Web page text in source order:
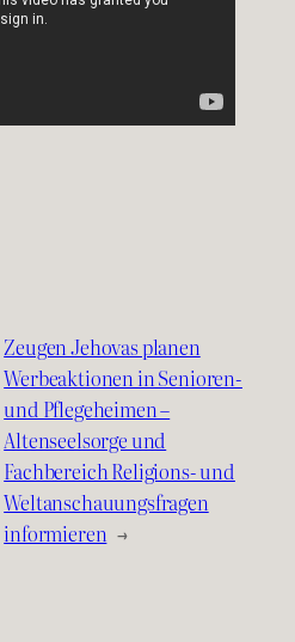
Zeugen Jehovas planen
Werbeaktionen in Senioren-
und Pflegeheimen –
Altenseelsorge und
Fachbereich Religions- und
Weltanschauungsfragen
informieren →